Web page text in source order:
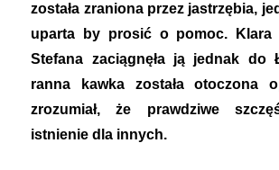
została zraniona przez jastrzębia,
uparta by prosić o pomoc. Klara
Stefana zaciągnęła ją jednak do
ranna kawka została otoczona
zrozumiał, że prawdziwe
istnienie dla innych.